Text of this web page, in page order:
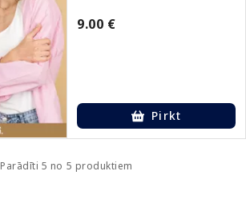
9.00 €
Pirkt
Parādīti 5 no 5 produktiem